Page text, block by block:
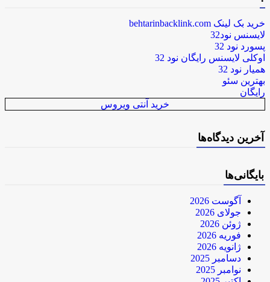
خرید بک لینک behtarinbacklink.com
لایسنس نود32
پسورد نود 32
اوکلی لایسنس رایگان نود 32
همیار نود 32
بهترین سئو
رایگان
خرید آنتی ویروس
آخرین دیدگاه‌ها
بایگانی‌ها
آگوست 2026
جولای 2026
ژوئن 2026
فوریه 2026
ژانویه 2026
دسامبر 2025
نوامبر 2025